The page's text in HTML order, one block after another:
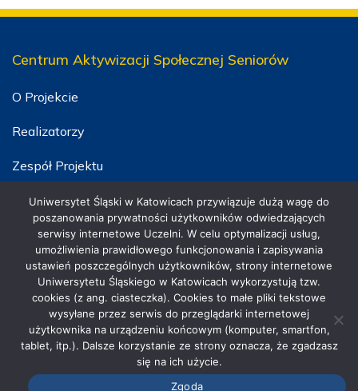
Centrum Aktywizacji Społecznej Seniorów
O Projekcie
Realizatorzy
Zespół Projektu
Szkolenia
Uniwersytet Śląski w Katowicach przywiązuje dużą wagę do
poszanowania prywatności użytkowników odwiedzających
serwisy internetowe Uczelni. W celu optymalizacji usług,
umożliwienia prawidłowego funkcjonowania i zapisywania
ustawień poszczególnych użytkowników, strony internetowe
Uniwersytetu Śląskiego w Katowicach wykorzystują tzw.
cookies (z ang. ciasteczka). Cookies to małe pliki tekstowe
wysyłane przez serwis do przeglądarki internetowej
użytkownika na urządzeniu końcowym (komputer, smartfon,
tablet, itp.). Dalsze korzystanie ze strony oznacza, że zgadzasz
się na ich użycie.
Zgoda